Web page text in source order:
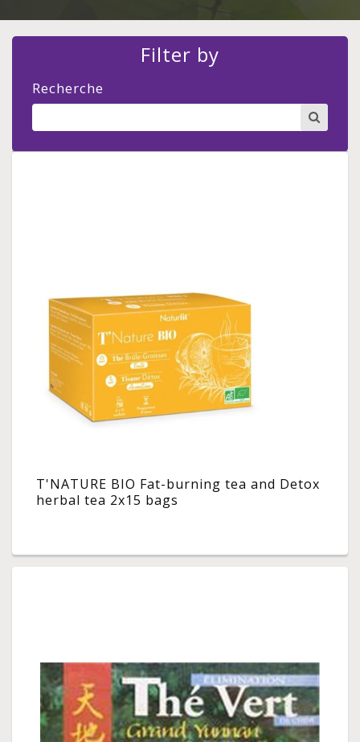
Filter by
Recherche
T'NATURE BIO Fat-burning tea and Detox
herbal tea 2x15 bags